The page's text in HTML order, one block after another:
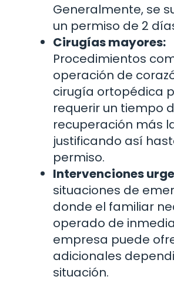
Generalmente, se
un permiso de 2
Cirugías mayores:
Procedimientos
operación de
cirugía ortopédica
requerir un tiempo
recuperación más
justificando así
permiso.
Intervenciones
situaciones de
donde el familiar
operado de
empresa puede
adicionales
situación.